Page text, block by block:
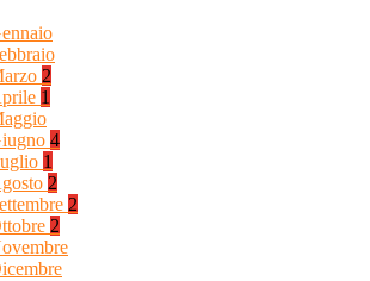
2
1
4
1
2
2
2